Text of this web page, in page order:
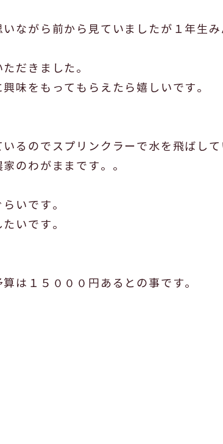
ながら前から見ていましたが１年生み
だきました。
味をもってもらえたら嬉しいです。
るのでスプリンクラーで水を飛ばして
のわがままです。。
いです。
いです。
は１５０００円あるとの事です。